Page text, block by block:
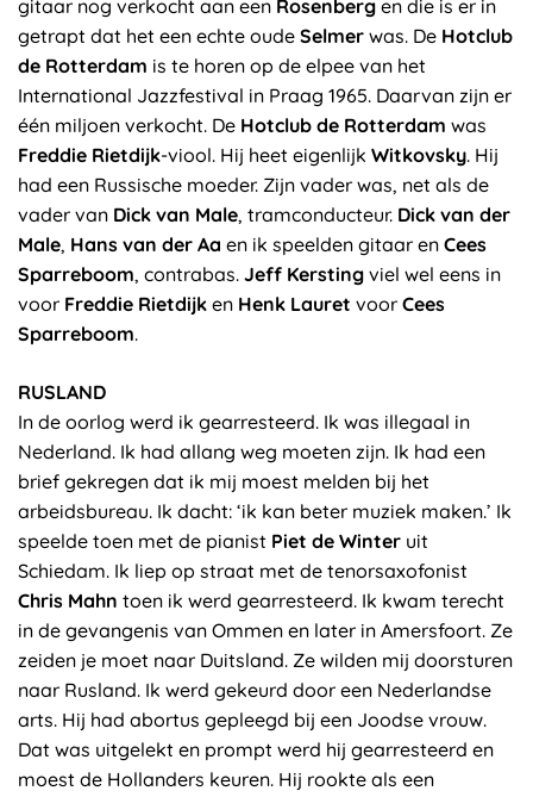
gitaar nog verkocht aan een Rosenberg en die is er in
getrapt dat het een echte oude Selmer was. De Hotclub
de Rotterdam is te horen op de elpee van het
International Jazzfestival in Praag 1965. Daarvan zijn er
één miljoen verkocht. De Hotclub de Rotterdam was
Freddie Rietdijk-viool. Hij heet eigenlijk Witkovsky. Hij
had een Russische moeder. Zijn vader was, net als de
vader van Dick van Male, tramconducteur. Dick van der
Male, Hans van der Aa en ik speelden gitaar en Cees
Sparreboom, contrabas. Jeff Kersting viel wel eens in
voor Freddie Rietdijk en Henk Lauret voor Cees
Sparreboom.
RUSLAND
In de oorlog werd ik gearresteerd. Ik was illegaal in
Nederland. Ik had allang weg moeten zijn. Ik had een
brief gekregen dat ik mij moest melden bij het
arbeidsbureau. Ik dacht: ‘ik kan beter muziek maken.’ Ik
speelde toen met de pianist Piet de Winter uit
Schiedam. Ik liep op straat met de tenorsaxofonist
Chris Mahn toen ik werd gearresteerd. Ik kwam terecht
in de gevangenis van Ommen en later in Amersfoort. Ze
zeiden je moet naar Duitsland. Ze wilden mij doorsturen
naar Rusland. Ik werd gekeurd door een Nederlandse
arts. Hij had abortus gepleegd bij een Joodse vrouw.
Dat was uitgelekt en prompt werd hij gearresteerd en
moest de Hollanders keuren. Hij rookte als een